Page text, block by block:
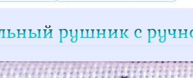
рушник с